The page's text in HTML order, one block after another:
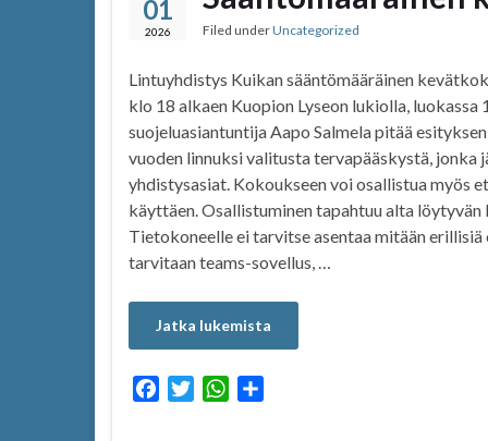
01
2026 Filed underUncategorized
Lintuyhdistys Kuikan sääntömääräinen
klo 18 alkaen Kuopion Lyseon lukiolla, luokassa
suojeluasiantuntija Aapo Salmela pitää
vuoden linnuksi valitusta tervapääskystä, jonka
yhdistysasiat. Kokoukseen voi osallistua myös
käyttäen. Osallistuminen tapahtuu alta löytyvän
Tietokoneelle ei tarvitse asentaa mitään erillisiä
tarvitaan teams-sovellus, …
Jatka lukemista
W